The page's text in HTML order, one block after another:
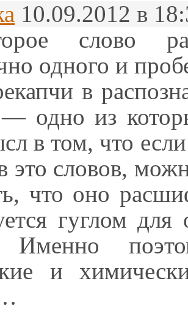
10.09.2012 в
слово
одного и
в
одно из
в том, что
это словов,
что оно
гуглом
и